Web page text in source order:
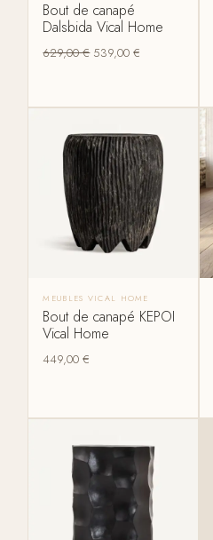
Bout de canapé
Dalsbida Vical Home
629,00€ 539,00€
MEUBLES VICAL HOME
Bout de canapé KEPOI
Vical Home
449,00€